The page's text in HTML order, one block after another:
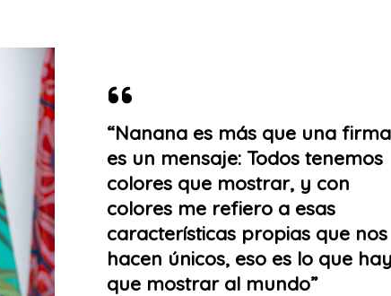
“Nanana es más que una
es un mensaje: Todos tenemos
colores que mostrar, y con
colores me refiero a esas
características propias que nos
hacen únicos, eso es lo que hay
que mostrar al mundo”